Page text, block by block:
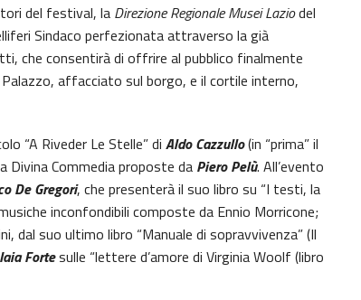
del festival, la Direzione Regionale Musei Laziodel
Sindaco perfezionata attraverso la già
che consentirà di offrire al pubblico finalmente
affacciato sul borgo, e il cortile interno,
“A Riveder Le Stelle” di Aldo Cazzullo(in “prima” il
Divina Commedia proposte da Piero Pelù. All’evento
De Gregori, che presenterà il suo libro su “I testi, la
inconfondibili composte da Ennio Morricone;
suo ultimo libro “Manuale di sopravvivenza” (Il
Iaia Fortesulle “lettere d’amore di Virginia Woolf (libro